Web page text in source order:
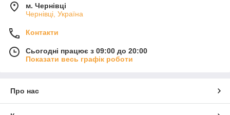
м. Чернівці
Чернівці, Україна
Контакти
Сьогодні працює з 09:00 до 20:00
Показати весь графік роботи
Про нас